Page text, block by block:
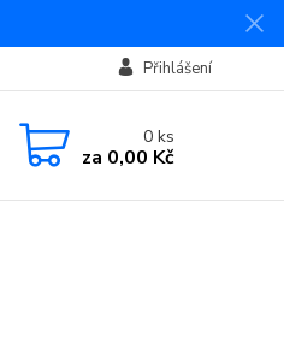
Přihlášení
0ks
za 0,00 Kč